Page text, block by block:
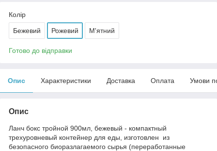
Колір
Бежевий Рожевий М'ятний
Готово до відправки
Опис Характеристики Доставка Оплата Умови
Опис
Ланч бокс тройной 900мл, бежевый - компактный
трехуровневый контейнер для еды, изготовлен из
безопасного биоразлагаемого сырья (переработанные